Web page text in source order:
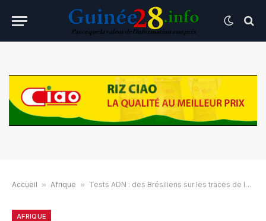
Accueil » Afrique » Tests ADN : des Brésiliens sur les traces de leurs ancêtres africains
AFRIQUE